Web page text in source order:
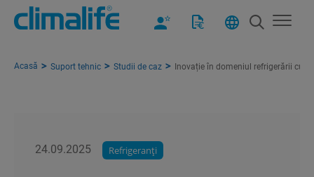
Acasă Suport tehnic Studii de caz Inovație în domeniul refrigerării cu
24.09.2025 Refrigeranţi